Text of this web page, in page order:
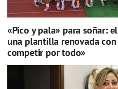
«Pico y pala» para soñar:
una plantilla renovada
competir por todo»